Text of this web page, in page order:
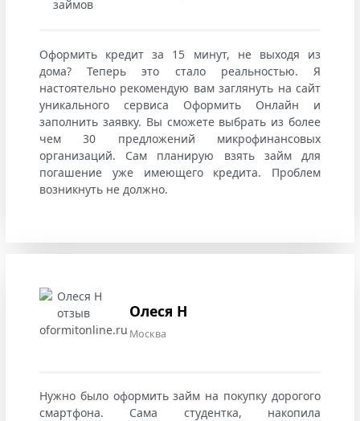
Оформить кредит за 15 минут, не выходя из
дома? Теперь это стало реальностью. Я
настоятельно рекомендую вам заглянуть на сайт
уникального сервиса Оформить Онлайн и
заполнить заявку. Вы сможете выбрать из более
чем 30 предложений микрофинансовых
организаций. Сам планирую взять займ для
погашение уже имеющего кредита. Проблем
возникнуть не должно.
Олеся Н
Москва
Нужно было оформить займ на покупку дорогого
смартфона. Сама студентка, накопила